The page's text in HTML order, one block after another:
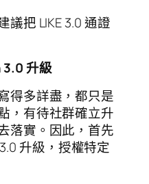
把 LIKE 3.0 通證
3.0 升級
得多詳盡，都只是
，有待社群確立升
落實。因此，首先
升級，授權特定